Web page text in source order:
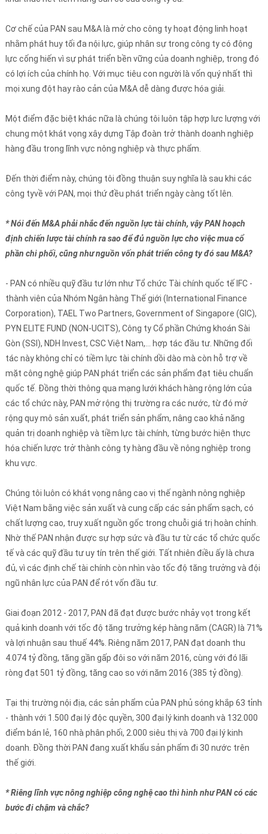
Cơ chế của PAN sau M&A là mở cho công ty hoạt động linh hoạt
nhằm phát huy tối đa nội lực, giúp nhân sự trong công ty có động
lực cống hiến vì sự phát triển bền vững của doanh nghiệp, trong đó
có lợi ích của chính họ. Với mục tiêu con người là vốn quý nhất thì
mọi xung đột hay rào cản của M&A dễ dàng được hóa giải.
Một điểm đặc biệt khác nữa là chúng tôi luôn tập hợp lưc lượng với
chung một khát vọng xây dựng Tập đoàn trở thành doanh nghiệp
hàng đầu trong lĩnh vực nông nghiệp và thực phẩm.
Đến thời điểm này, chúng tôi đồng thuận suy nghĩa là sau khi các
công tyvề với PAN, mọi thứ đều phát triển ngày càng tốt lên.
* Nói đến M&A phải nhắc đến nguồn lực tài chính, vậy PAN hoạch
định chiến lược tài chính ra sao để đủ nguồn lực cho việc mua cổ
phần chi phối, cũng như nguồn vốn phát triển công ty đó sau M&A?
- PAN có nhiều quỹ đầu tư lớn như Tổ chức Tài chính quốc tế IFC -
thành viên của Nhóm Ngân hàng Thế giới (International Finance
Corporation), TAEL Two Partners, Government of Singapore (GIC),
PYN ELITE FUND (NON-UCITS), Công ty Cổ phần Chứng khoán Sài
Gòn (SSI), NDH Invest, CSC Việt Nam,… hợp tác đầu tư. Những đối
tác này không chỉ có tiềm lực tài chính dồi dào mà còn hỗ trợ về
mặt công nghệ giúp PAN phát triển các sản phẩm đạt tiêu chuẩn
quốc tế. Đồng thời thông qua mạng lưới khách hàng rộng lớn của
các tổ chức này, PAN mở rộng thị trường ra các nước, từ đó mở
rộng quy mô sản xuất, phát triển sản phẩm, nâng cao khả năng
quản trị doanh nghiệp và tiềm lực tài chính, từng bước hiện thực
hóa chiến lược trở thành công ty hàng đầu về nông nghiệp trong
khu vực.
Chúng tôi luôn có khát vọng nâng cao vị thế ngành nông nghiệp
Việt Nam bằng việc sản xuất và cung cấp các sản phẩm sạch, có
chất lượng cao, truy xuất nguồn gốc trong chuỗi giá trị hoàn chỉnh.
Nhờ thế PAN nhận được sự hợp sức và đầu tư từ các tổ chức quốc
tế và các quỹ đầu tư uy tín trên thế giới. Tất nhiên điều ấy là chưa
đủ, vì các định chế tài chính còn nhìn vào tốc độ tăng trưởng và đội
ngũ nhân lực của PAN để rót vốn đầu tư.
Giai đoạn 2012 - 2017, PAN đã đạt được bước nhảy vọt trong kết
quả kinh doanh với tốc độ tăng trưởng kép hàng năm (CAGR) là 71%
và lợi nhuận sau thuế 44%. Riêng năm 2017, PAN đạt doanh thu
4.074 tỷ đồng, tăng gần gấp đôi so với năm 2016, cùng với đó lãi
ròng đạt 501 tỷ đồng, tăng cao so với năm 2016 (385 tỷ đồng).
Tại thị trường nội địa, các sản phẩm của PAN phủ sóng khắp 63 tỉnh
- thành với 1.500 đại lý độc quyền, 300 đại lý kinh doanh và 132.000
điểm bán lẻ, 160 nhà phân phối, 2.000 siêu thị và 700 đại lý kinh
doanh. Đồng thời PAN đang xuất khẩu sản phẩm đi 30 nước trên
thế giới.
* Riêng lĩnh vực nông nghiệp công nghệ cao thì hình như PAN có các
bước đi chậm và chắc?